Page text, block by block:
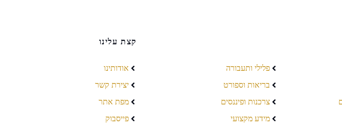
פלילי ותעבורה
בריאות וספורט
צרכנות ופיננסים
מידע מקצועי
קצת עלינו
אודותינו
יצירת קשר
מפת אתר
פייסבוק